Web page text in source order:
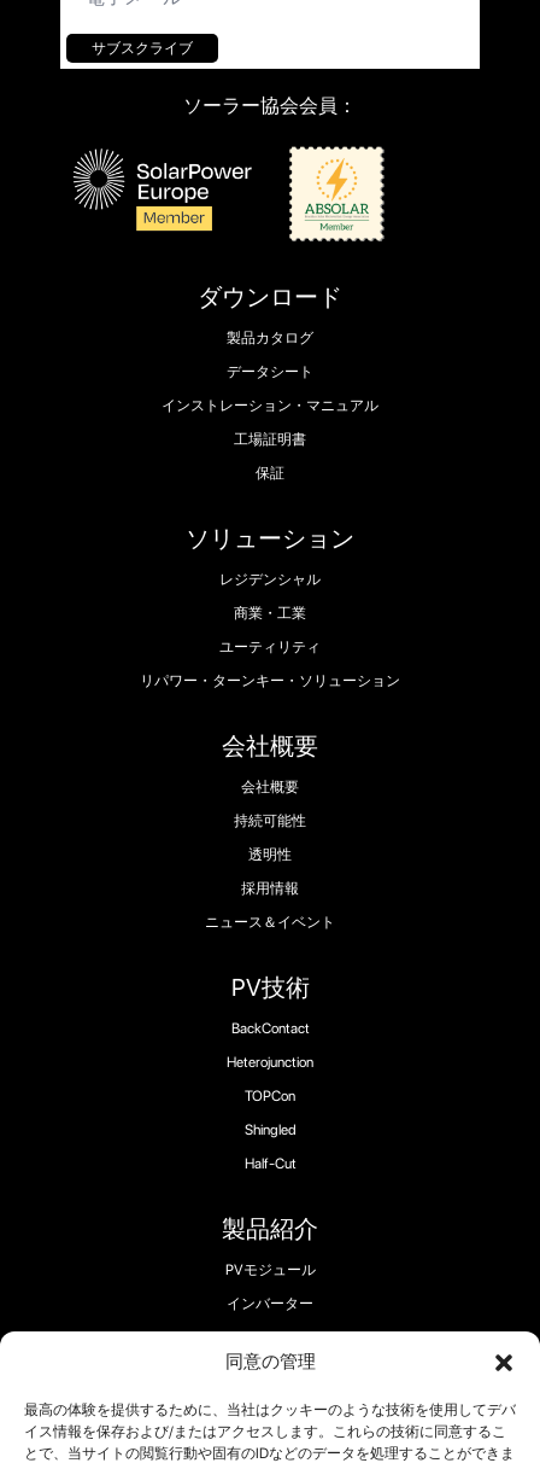
同意の管理
最高の体験を提供するために、当社はクッキーのような技術を使用してデバ
イス情報を保存および/またはアクセスします。これらの技術に同意するこ
とで、当サイトの閲覧行動や固有のIDなどのデータを処理することができま
製品紹介
PVモジュール
インバーター
EV充電器
PV技術
BackContact
Heterojunction
TOPCon
Shingled
Half-Cut
会社概要
会社概要
持続可能性
透明性
採用情報
ニュース＆イベント
ソリューション
レジデンシャル
商業・工業
ユーティリティ
リパワー・ターンキー・ソリューション
ダウンロード
製品カタログ
データシート
インストレーション・マニュアル
工場証明書
保証
ル
サブスクライブ
ソーラー協会会員：